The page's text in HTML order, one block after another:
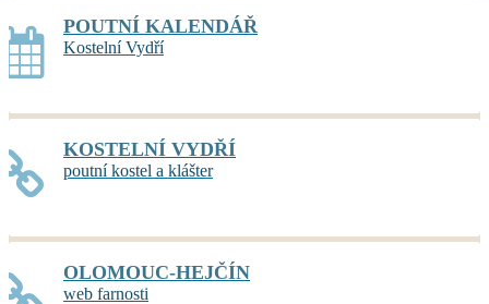
POUTNÍ KALENDÁŘ
Kostelní Vydří
KOSTELNÍ VYDŘÍ
poutní kostel a klášter
OLOMOUC-HEJČÍN
web farnosti